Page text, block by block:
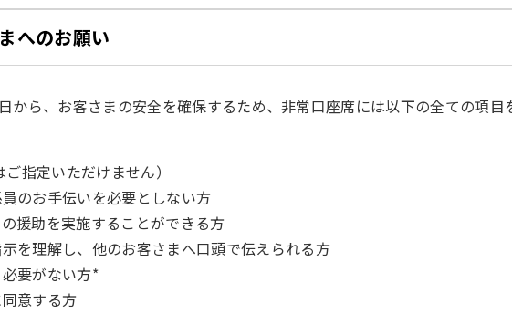
へのお願い
から、お客さまの安全を確保するため、非常口座席には以下の全ての項
指定いただけません）
のお手伝いを必要としない方
援助を実施することができる方
を理解し、他のお客さまへ口頭で伝えられる方
要がない方*
意する方